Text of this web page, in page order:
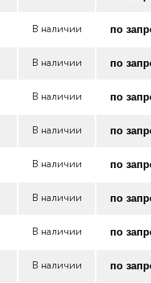
В наличии по
В наличии по
В наличии по
В наличии по
В наличии по
В наличии по
В наличии по
В наличии по